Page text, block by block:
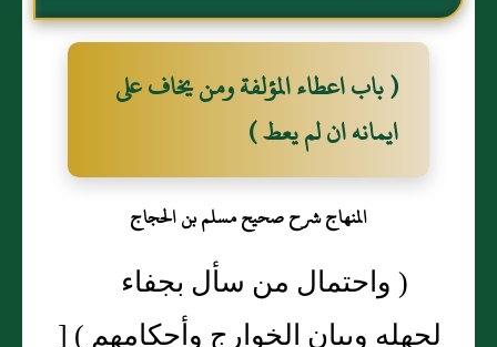
( باب اعطاء المؤلفة ومن يخاف على
ايمانه ان لم يعط )
المنهاج شرح صحيح مسلم بن الحجاج
( واحتمال من سأل بجفاء